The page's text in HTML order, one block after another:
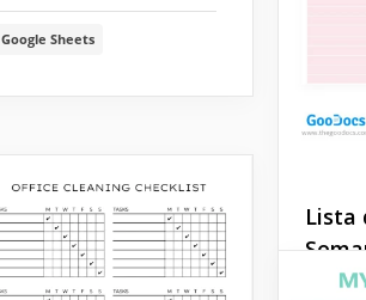
Google Sheets
Lista
Rosa